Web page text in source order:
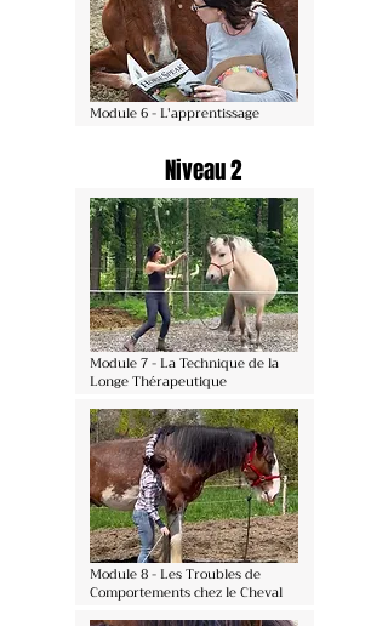
Module 6 - L'apprentissage
Niveau 2
Module 7 - La Technique de la
Longe Thérapeutique
Module 8 - Les Troubles de
Comportements chez le Cheval